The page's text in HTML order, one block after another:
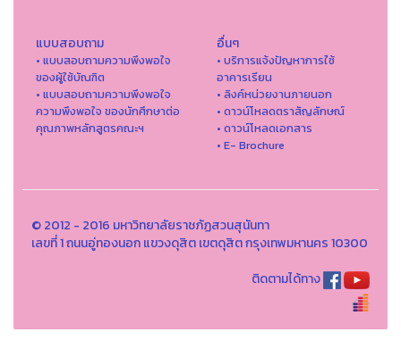
แบบสอบถาม
• แบบสอบถามความพึงพอใจ
ของผู้ใช้บัณฑิต
• แบบสอบถามความพึงพอใจ
ความพึงพอใจ ของนักศึกษาต่อ
คุณภาพหลักสูตรคณะฯ
อื่นๆ
• บริการแจ้งปัญหาการใ่ช้
อาคารเรียน
• ลิงค์หน่วยงานภายนอก
• ดาวน์โหลดตราสัญลักษณ์
• ดาวน์โหลดเอกสาร
• E- Brochure
© 2012 - 2016 มหาวิทยาลัยราชภัฏสวนสุนันทา
เลขที่ 1 ถนนอู่ทองนอก แขวงดุสิต เขตดุสิต กรุงเทพมหานคร 10300
ติดตามได้ทาง